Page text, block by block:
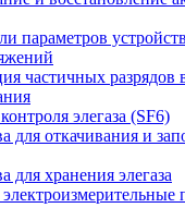
параметров
частичных разрядов
элегаза (SF6)
для откачивания и
для хранения элегаза